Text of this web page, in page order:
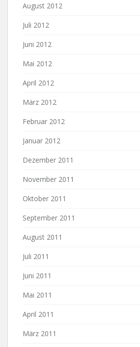
August 2012
Juli 2012
Juni 2012
Mai 2012
April 2012
März 2012
Februar 2012
Januar 2012
Dezember 2011
November 2011
Oktober 2011
September 2011
August 2011
Juli 2011
Juni 2011
Mai 2011
April 2011
März 2011